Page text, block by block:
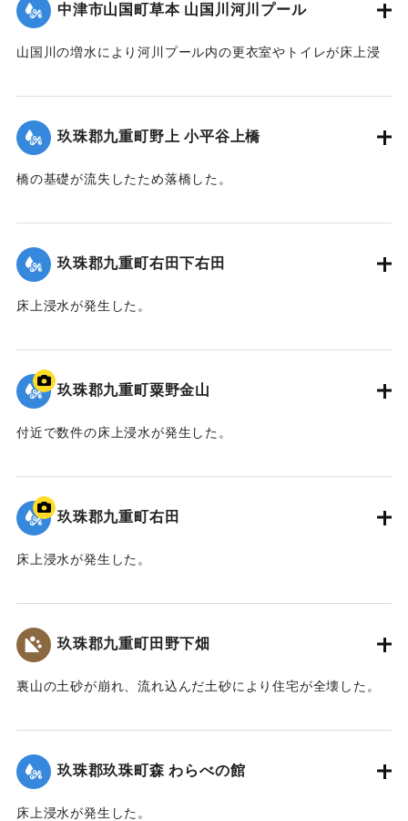
中津市山国町草本 山国川河川プール
山国川の増水により河川プール内の更衣室やトイレが床上浸
害が出た。
2020/7/6｜固有コード:01215071
玖珠郡九重町野上 小平谷上橋
橋の基礎が流失したため落橋した。
2020/7/6｜固有コード:01215072
玖珠郡九重町右田下右田
床上浸水が発生した。
2020/7/6｜固有コード:01215065
玖珠郡九重町粟野金山
付近で数件の床上浸水が発生した。
｜固有コード:01215066
玖珠郡九重町右田
床上浸水が発生した。
｜固有コード:01215067
玖珠郡九重町田野下畑
裏山の土砂が崩れ、流れ込んだ土砂により住宅が全壊した。
2020/7/6｜固有コード:01215068
玖珠郡玖珠町森 わらべの館
床上浸水が発生した。